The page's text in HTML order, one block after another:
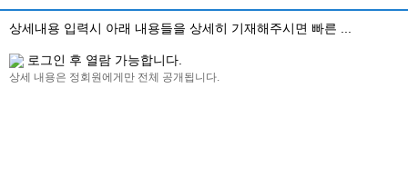
상세내용 입력시 아래 내용들을 상세히 기재해주시면 빠른 ...
로그인 후 열람 가능합니다.
상세 내용은 정회원에게만 전체 공개됩니다.